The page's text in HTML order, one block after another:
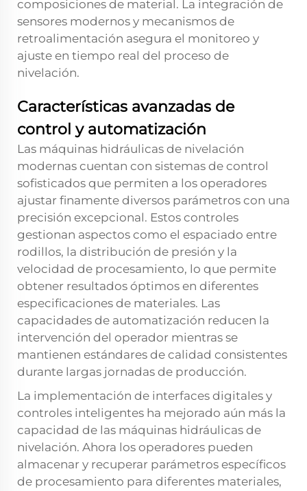
composiciones de material. La integración de
sensores modernos y mecanismos de
retroalimentación asegura el monitoreo y
ajuste en tiempo real del proceso de
nivelación.
Características avanzadas de
control y automatización
Las máquinas hidráulicas de nivelación
modernas cuentan con sistemas de control
sofisticados que permiten a los operadores
ajustar finamente diversos parámetros con una
precisión excepcional. Estos controles
gestionan aspectos como el espaciado entre
rodillos, la distribución de presión y la
velocidad de procesamiento, lo que permite
obtener resultados óptimos en diferentes
especificaciones de materiales. Las
capacidades de automatización reducen la
intervención del operador mientras se
mantienen estándares de calidad consistentes
durante largas jornadas de producción.
La implementación de interfaces digitales y
controles inteligentes ha mejorado aún más la
capacidad de las máquinas hidráulicas de
nivelación. Ahora los operadores pueden
almacenar y recuperar parámetros específicos
de procesamiento para diferentes materiales,